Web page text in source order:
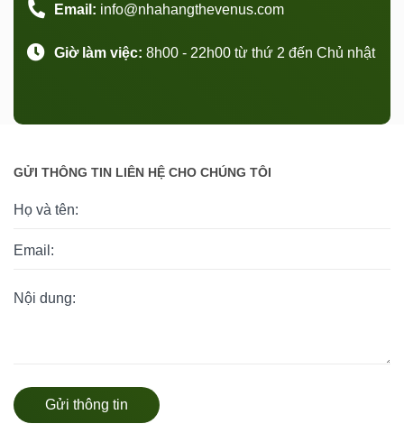
Email: info@nhahangthevenus.com
Giờ làm việc: 8h00 - 22h00 từ thứ 2 đến Chủ nhật
GỬI THÔNG TIN LIÊN HỆ CHO CHÚNG TÔI
Gửi thông tin